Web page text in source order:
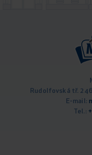
Rudolfovská tř.
E-mail:
Tel.: